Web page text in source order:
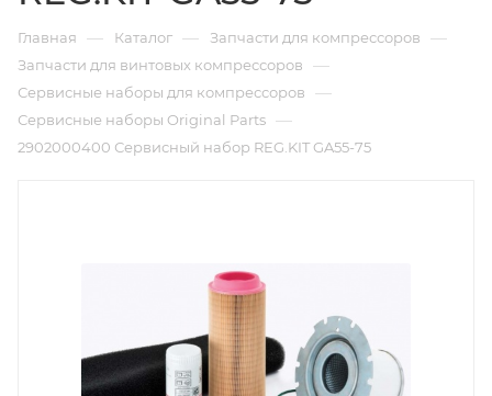
Главная — Каталог — Запчасти для компрессоров —
Запчасти для винтовых компрессоров —
Сервисные наборы для компрессоров —
Сервисные наборы Original Parts —
2902000400 Сервисный набор REG.KIT GA55-75